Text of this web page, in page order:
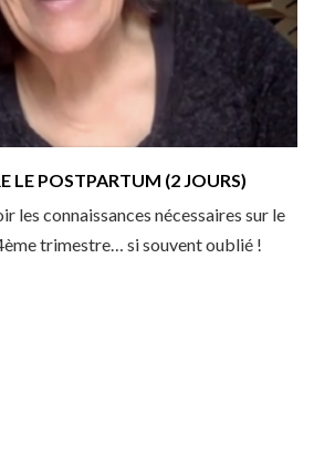
LE POSTPARTUM (2 JOURS)
les connaissances nécessaires sur le
trimestre… si souvent oublié !